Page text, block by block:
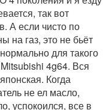
так вот
А если чисто по
на газ, это не бьёт
для такого
4g64. Вся
Когда
не ел масло,
успокоился, все в